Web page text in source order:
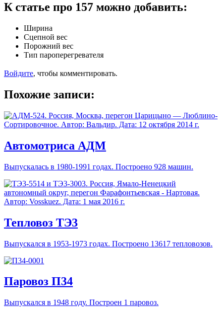
К статье про 157 можно добавить:
Ширина
Сцепной вес
Порожний вес
Тип пароперегревателя
Войдите, чтобы комментировать.
Похожие записи:
Автомотриса АДМ
Выпускалась в 1980-1991 годах. Построено 928 машин.
Тепловоз ТЭ3
Выпускался в 1953-1973 годах. Построено 13617 тепловозов.
Паровоз П34
Выпускался в 1948 году. Построен 1 паровоз.